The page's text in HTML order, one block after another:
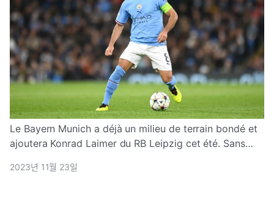
Le Bayern Munich a déjà un milieu de terrain bondé et
ajoutera Konrad Laimer du RB Leipzig cet été. Sans
2023년 11월 23일